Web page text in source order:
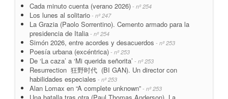
Cada minuto cuenta (verano 2026) - nº 254
Los lunes al solitario - nº 247
La Grazia (Paolo Sorrentino). Cemento armado para la
presidencia de Italia - nº 254
Simón 2026, entre acordes y desacuerdos - nº 253
Poesía urbana (excéntrica) - nº 253
De ‘La caza’ a ‘Mi querida señorita’ - nº 253
Resurrection 狂野时代 (BI GAN). Un director con
habilidades especiales - nº 253
Alan Lomax en “A complete unknown” - nº 253